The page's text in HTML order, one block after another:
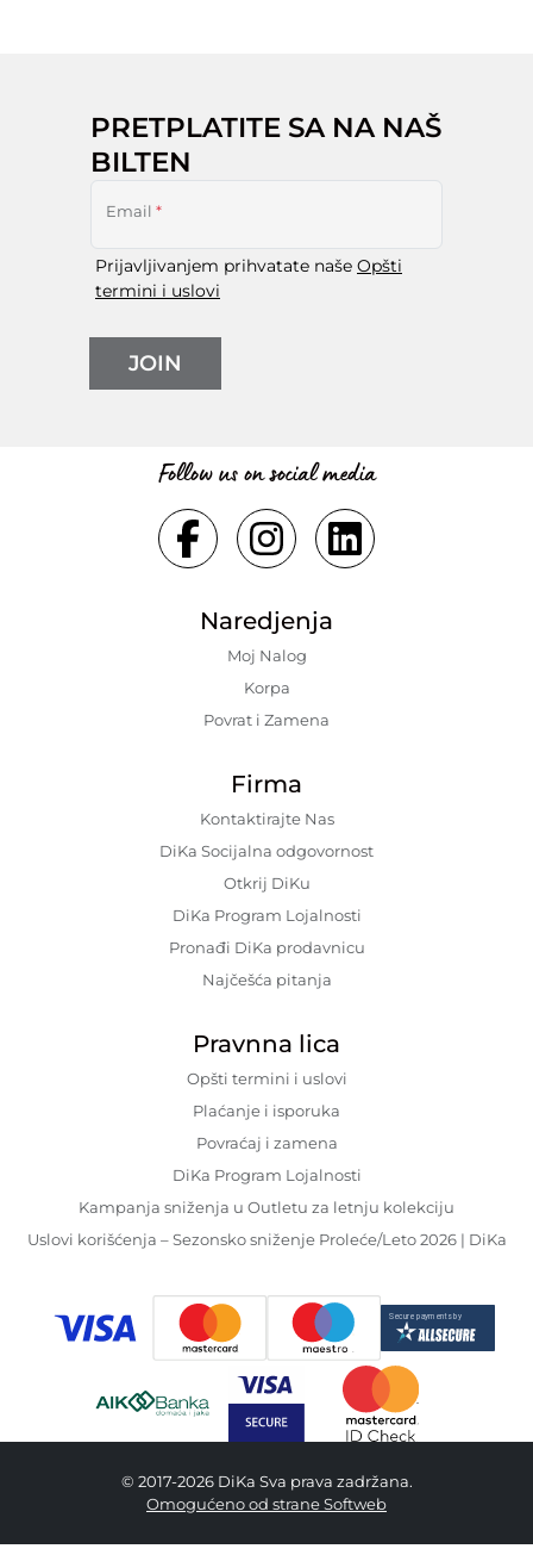
PRETPLATITE SA NA NAŠ
BILTEN
Email *
Prijavljivanjem prihvatate naše Opšti
termini i uslovi
JOIN
Follow us on social media
Naredjenja
Moj Nalog
Korpa
Povrat i Zamena
Firma
Kontaktirajte Nas
DiKa Socijalna odgovornost
Otkrij DiKu
DiKa Program Lojalnosti
Pronađi DiKa prodavnicu
Najčešća pitanja
Pravnna lica
Opšti termini i uslovi
Plaćanje i isporuka
Povraćaj i zamena
DiKa Program Lojalnosti
Kampanja sniženja u Outletu za letnju kolekciju
Uslovi korišćenja – Sezonsko sniženje Proleće/Leto 2026 | DiKa
© 2017-2026 DiKa Sva prava zadržana.
Omogućeno od strane Softweb